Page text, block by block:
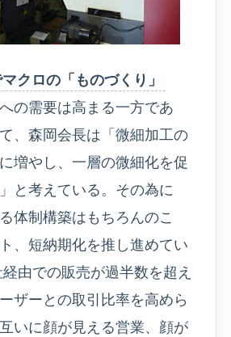
クロの「ものづくり」
の需要は高まる一方であ
、森岡会長は「微細加工の
増やし、一層の微細化を促
と考えている。その為に
体制構築はもちろんのこ
、短納期化を推し進めてい
由での販売が過半数を超え
ザーとの取引比率を高めら
いに顔が見える営業、顔が